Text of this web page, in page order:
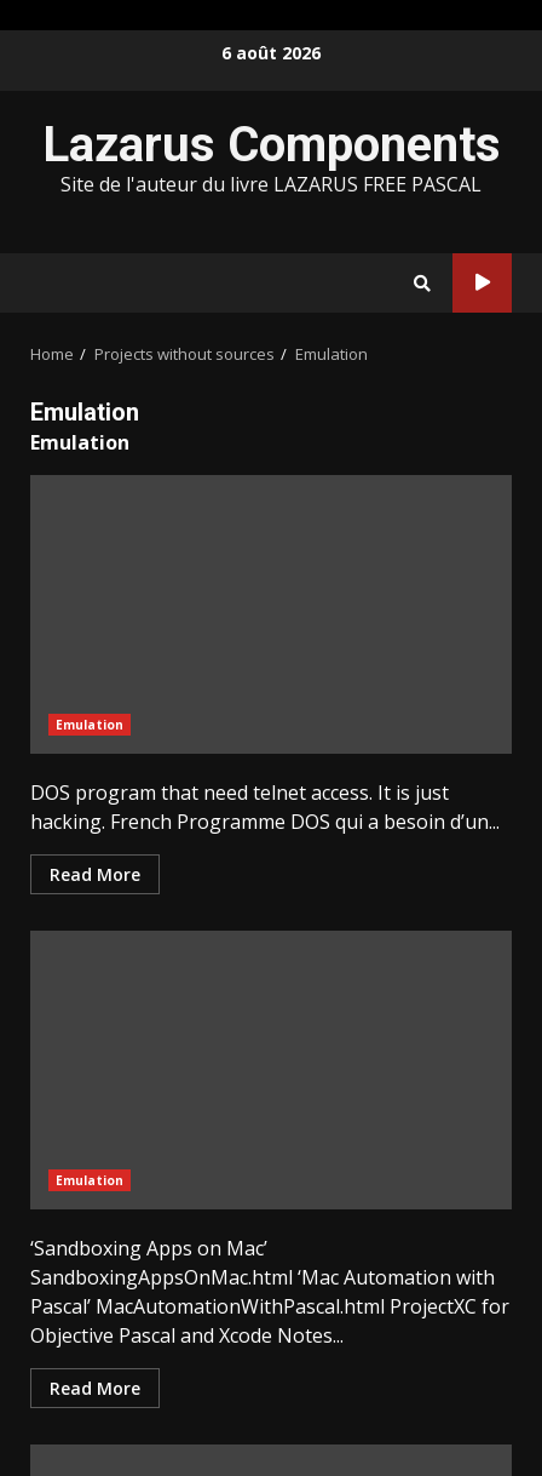
6 août 2026
Lazarus Components
Site de l'auteur du livre LAZARUS FREE PASCAL
Home Projects without sources Emulation
Emulation
Emulation
Emulation
DOS program that need telnet access. It is just
hacking. French Programme DOS qui a besoin d’un...
Read More
Emulation
‘Sandboxing Apps on Mac’
SandboxingAppsOnMac.html ‘Mac Automation with
Pascal’ MacAutomationWithPascal.html ProjectXC for
Objective Pascal and Xcode Notes...
Read More